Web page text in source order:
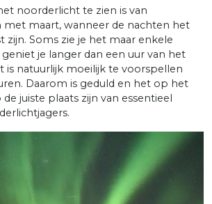
noorderlicht te zien is van
maart, wanneer de nachten het
zijn. Soms zie je het maar enkele
je langer dan een uur van het
is natuurlijk moeilijk te voorspellen
Daarom is geduld en het op het
juiste plaats zijn van essentieel